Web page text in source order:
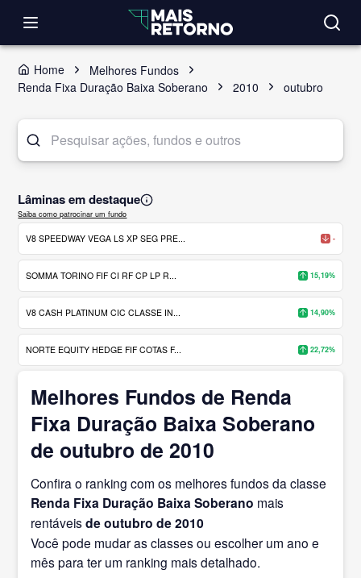
Home
Melhores Fundos
Renda Fixa Duração Baixa Soberano
2010 outubro
Lâminas em destaque
Saiba como patrocinar um fundo
V8 SPEEDWAY VEGA LS XP SEG PRE... -
SOMMA TORINO FIF CI RF CP LP R... 15,19%
V8 CASH PLATINUM CIC CLASSE IN... 14,90%
NORTE EQUITY HEDGE FIF COTAS F... 22,72%
Melhores Fundos de Renda
Fixa Duração Baixa Soberano
de outubro de 2010
Confira o ranking com os melhores fundos da classe
Renda Fixa Duração Baixa Soberano mais
rentáveisde outubro de 2010
Você pode mudar as classes ou escolher um ano e
mês para ter um ranking mais detalhado.